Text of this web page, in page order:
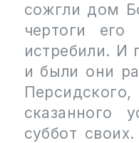
сожгли дом
чертоги
истребили. И
и были они
сказанного
суббот